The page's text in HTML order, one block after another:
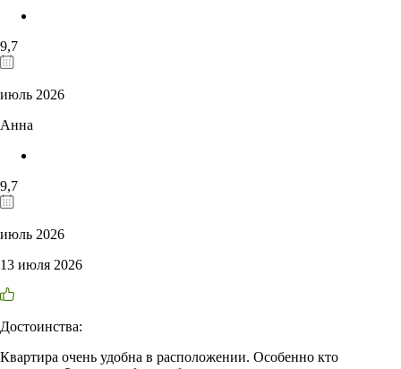
9,7
июль 2026
Анна
9,7
июль 2026
13 июля 2026
Достоинства:
Квартира очень удобна в расположении. Особенно кто